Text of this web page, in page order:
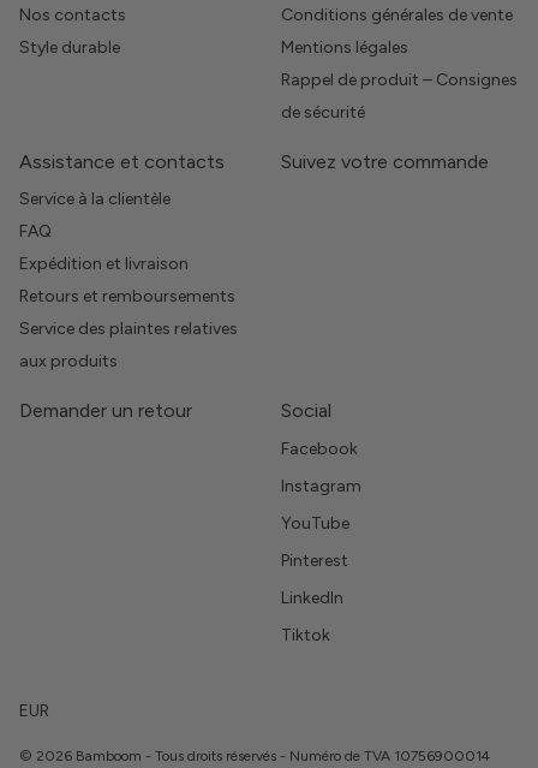
Nos contacts
Style durable
Conditions générales de vente
Mentions légales
Rappel de produit – Consignes
de sécurité
Assistance et contacts
Service à la clientèle
FAQ
Expédition et livraison
Retours et remboursements
Service des plaintes relatives
aux produits
Suivez votre commande
Demander un retour Social
Facebook
Instagram
YouTube
Pinterest
LinkedIn
Tiktok
EUR
© 2026 Bamboom - Tous droits réservés - Numéro de TVA 10756900014